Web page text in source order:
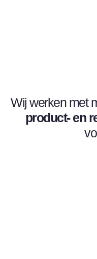
Wij werken met
product- en